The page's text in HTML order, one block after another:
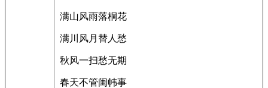
满山风雨落桐花
满川风月替人愁
秋风一扫愁无期
春天不管闺帏事